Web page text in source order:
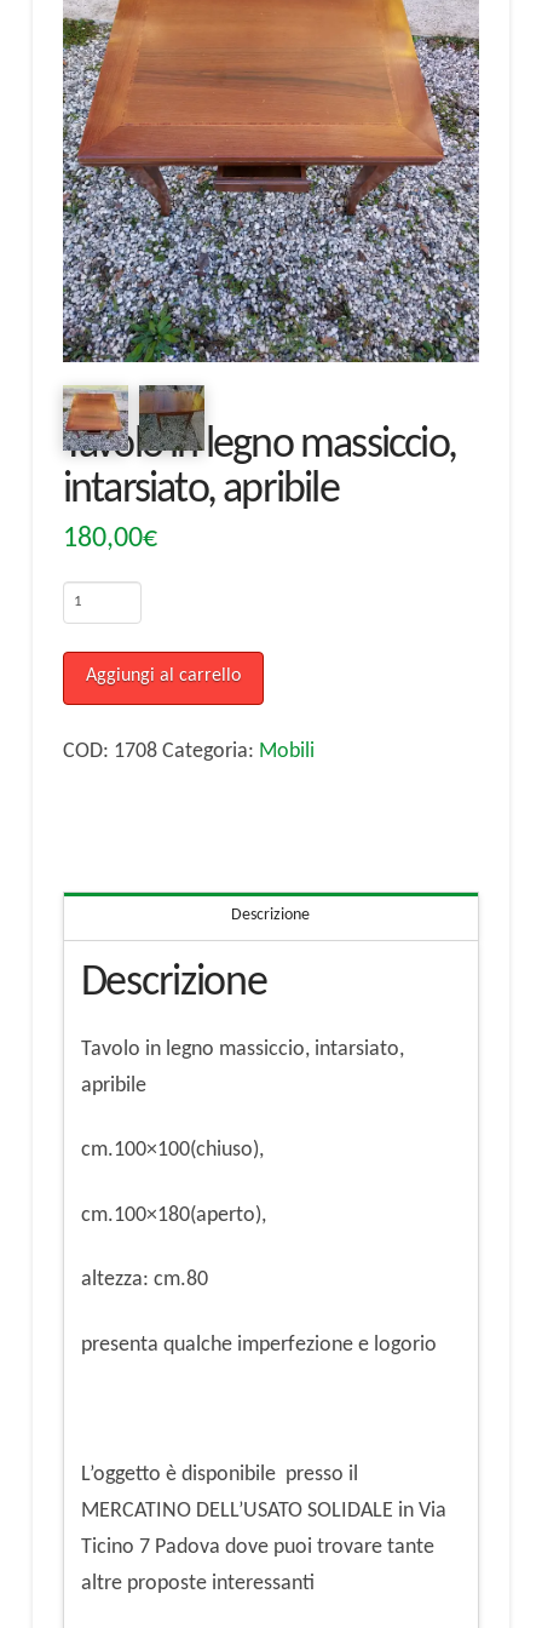
Tavolo in legno massiccio,
intarsiato, apribile
180,00€
Tavolo
legno
massiccio,
intarsiato,
Aggiungi al carrello
COD: 1708 Categoria: Mobili
Descrizione
Descrizione
Tavolo in legno massiccio, intarsiato,
apribile
cm.100×100(chiuso),
cm.100×180(aperto),
altezza: cm.80
presenta qualche imperfezione e logorio
L’oggetto è disponibile presso il
MERCATINO DELL’USATO SOLIDALE in Via
Ticino 7 Padova dove puoi trovare tante
altre proposte interessanti